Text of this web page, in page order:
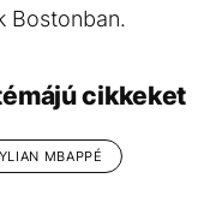
Bostonban.
cikkeket
MBAPPÉ